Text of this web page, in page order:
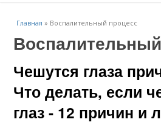
Главная » Воспалительный процесс
Чешутся глаза
Что делать, если
глаз - 12 причин и